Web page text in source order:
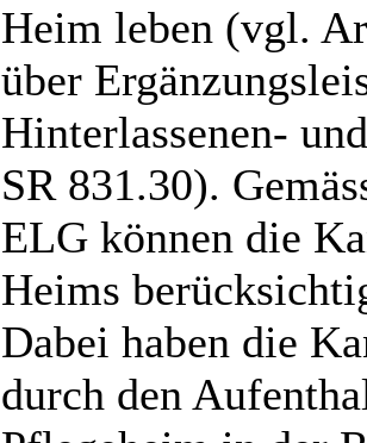
Heim leben (vgl.
über
Hinterlassenen-
SR 831.30).
ELG können die
Heims
Dabei haben die
durch den